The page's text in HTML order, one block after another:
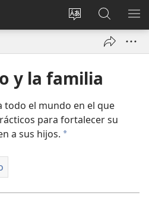
Cambiar
del sitio
Iniciar
sesión
ventana)
en
jw.org
y la familia
todo el mundo en el que
para fortalecer su
a sus hijos. a